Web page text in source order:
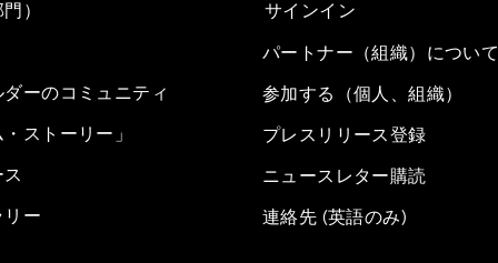
）
ーのコミュニティ
ストーリー」
リー
サインイン
パートナー（組織）につい
参加する（個人、組織）
プレスリリース登録
ニュースレター購読
連絡先 (英語のみ)